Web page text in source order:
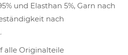
und Elasthan 5%, Garn nach
nach
alle Originalteile